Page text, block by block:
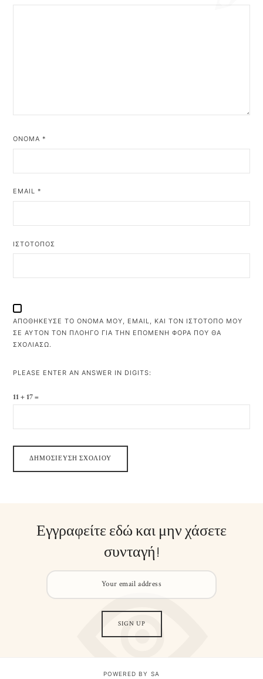
ΌΝΟΜΑ*
EMAIL*
ΙΣΤΌΤΟΠΟΣ
ΑΠΟΘΉΚΕΥΣΕ ΤΟ ΌΝΟΜΆ ΜΟΥ, EMAIL, ΚΑΙ ΤΟΝ ΙΣΤΌΤΟΠΟ ΜΟΥ
ΣΕ ΑΥΤΌΝ ΤΟΝ ΠΛΟΗΓΌ ΓΙΑ ΤΗΝ ΕΠΌΜΕΝΗ ΦΟΡΆ ΠΟΥ ΘΑ
ΣΧΟΛΙΆΣΩ.
PLEASE ENTER AN ANSWER IN DIGITS:
11 + 17 =
Εγγραφείτε εδώ και μην χάσετε
συνταγή!
POWERED BY SA